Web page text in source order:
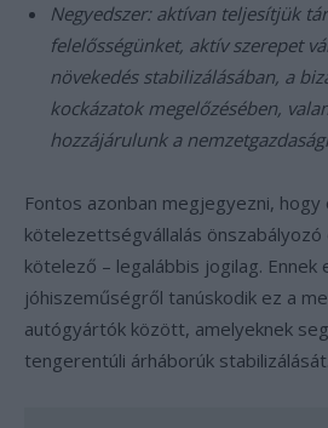
Negyedszer: aktívan teljesítjük
felelősségünket, aktív szerepet
növekedés stabilizálásában, a
kockázatok megelőzésében,
hozzájárulunk a
Fontos azonban megjegyezni, hogy
kötelezettségvállalás
kötelező – legalábbis jogilag. Ennek
jóhiszeműségről tanúskodik ez a
autógyártók között, amelyeknek
tengerentúli árháborúk